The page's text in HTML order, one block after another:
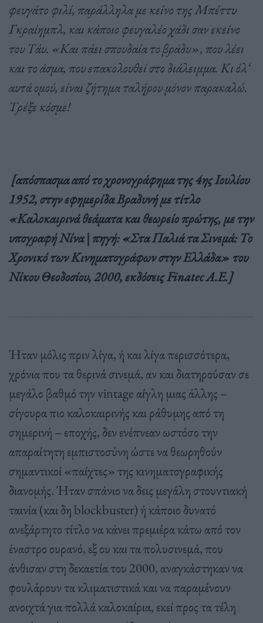
φευγάτο φιλί, παράλληλα με κείνο της Μπέττυ
Γκραίημπλ, και κάποιο φευγαλέο χάδι σαν εκείνο
του Τάυ. «Και πάει σπουδαία το βράδυ», που λέει
και το άσμα, που επακολουθεί στο διάλειμμα. Κι όλ‘
αυτά ομού, είναι ζήτημα ταλήρου μόνον παρακαλώ.
Τρέξε κόσμε!
[απόσπασμα από το χρονογράφημα της 4ης Ιουλίου
1952, στην εφημερίδα Βραδυνή με τίτλο
«Καλοκαιρινά θεάματα και θεωρείο πρώτης, με την
υπογραφή Νίνα | πηγή: «Στα Παλιά τα Σινεμά: Το
Χρονικό των Κινηματογράφων στην Ελλάδα» του
Νίκου Θεοδοσίου, 2000, εκδόσειςFinatec Α.Ε.]
Ήταν μόλις πριν λίγα, ή και λίγα περισσότερα,
χρόνια που τα θερινά σινεμά, αν και διατηρούσαν σε
μεγάλο βαθμό την vintage αίγλη μιας άλλης –
σίγουρα πιο καλοκαιρινής και ράθυμης από τη
σημερινή – εποχής, δεν ενέπνεαν ωστόσο την
απαραίτητη εμπιστοσύνη ώστε να θεωρηθούν
σημαντικοί «παίχτες» της κινηματογραφικής
διανομής. Ήταν σπάνιο να δεις μεγάλη στουντιακή
ταινία (και δη blockbuster) ή κάποιο δυνατό
ανεξάρτητο τίτλο να κάνει πρεμιέρα κάτω από τον
έναστρο ουρανό, εξ ου και τα πολυσινεμά, που
άνθισαν στη δεκαετία του 2000, αναγκάστηκαν να
φουλάρουν τα κλιματιστικά και να παραμένουν
ανοιχτά για πολλά καλοκαίρια, εκεί προς τα τέλη